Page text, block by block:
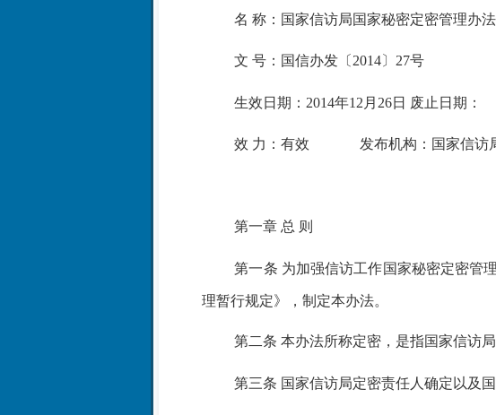
名 称：国家信访局国家秘密定密管理办法
文 号：国信办发〔 2014〕27号
生效日期： 2014年12月26日 废止日期：
效 力：有效 发布机构：国家信访
第一章 总 则
第一条 为加强信访工作国家秘密定密管
理暂行规定》，制定本办法。
第二条 本办法所称定密，是指国家信访
第三条 国家信访局定密责任人确定以及